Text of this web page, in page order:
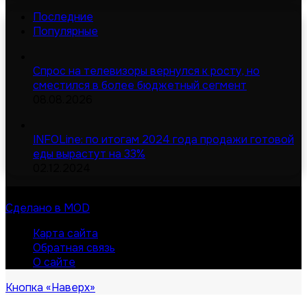
Последние
Популярные
Спрос на телевизоры вернулся к росту, но
сместился в более бюджетный сегмент
INFOLine: по итогам 2024 года продажи готовой
еды вырастут на 33%
Сделано в MOD
Карта сайта
Обратная связь
О сайте
Кнопка «Наверх»